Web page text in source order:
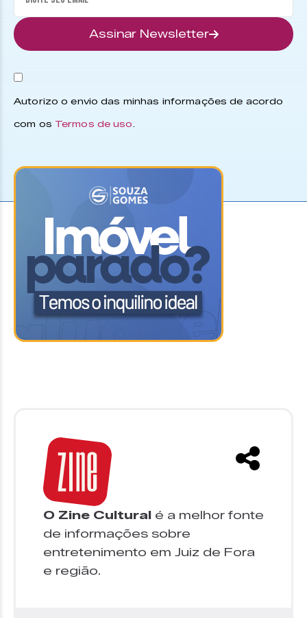
Assinar Newsletter
Autorizo o envio das minhas informações de acordo
com os Termos de uso.
O Zine Cultural é a melhor fonte
de informações sobre
entretenimento em Juiz de Fora
e região.